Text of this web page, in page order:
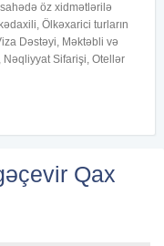
öz xidmətlərilə
Ölkəxarici turların
Dəstəyi, Məktəbli və
Nəqliyyat Sifarişi, Otellər
Qax